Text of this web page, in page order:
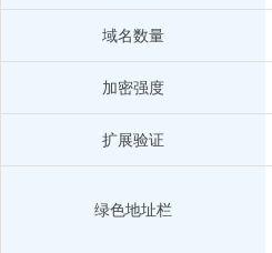
域名数量
加密强度
扩展验证
绿色地址栏